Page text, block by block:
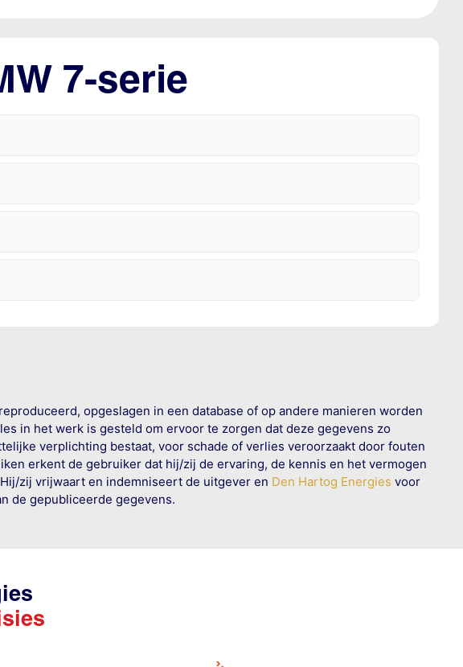
7-serie
opgeslagen in een database of op andere manieren worden
in het werk is gesteld om ervoor te zorgen dat deze gegevens zo
verplichting bestaat, voor schade of verlies veroorzaakt door fouten
erkent de gebruiker dat hij/zij de ervaring, de kennis en het vermogen
zij vrijwaart en indemniseert de uitgever en Den Hartog Energies voor
de gepubliceerde gegevens.